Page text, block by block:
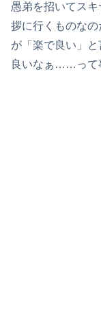
愚弟を招いてス
拶に行くものな
が「楽で良い」
良いなぁ……って